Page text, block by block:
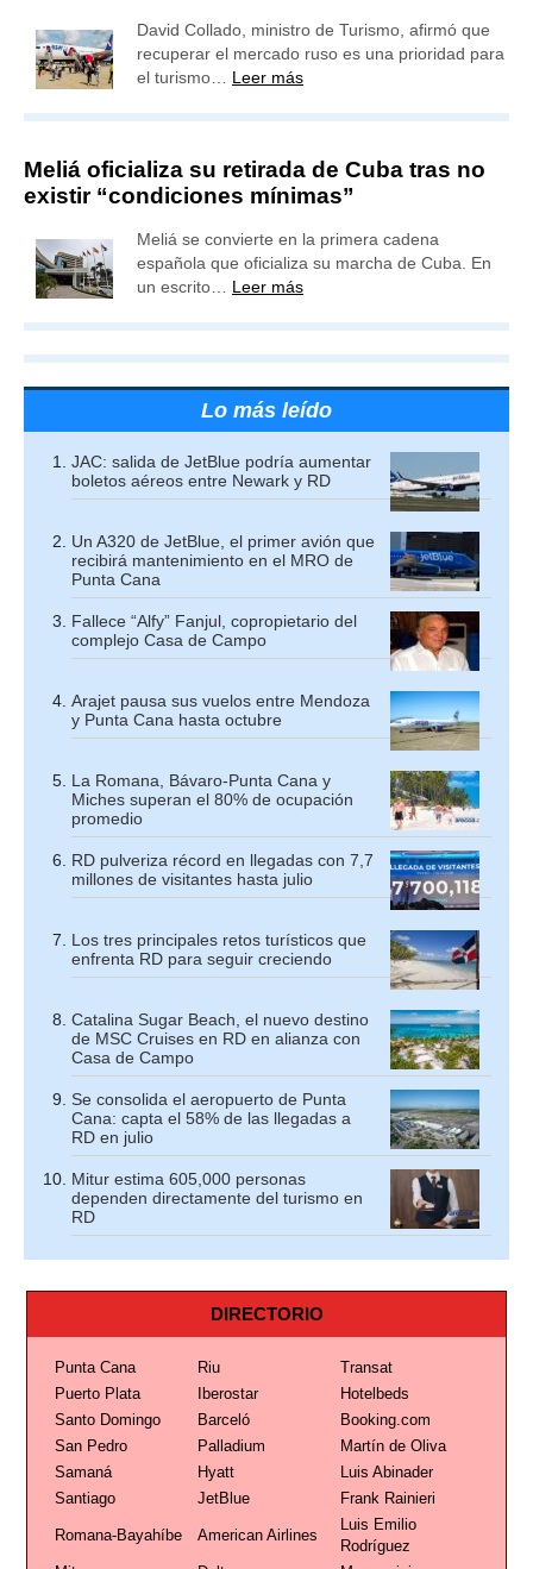
David Collado, ministro de Turismo, afirmó que
recuperar el mercado ruso es una prioridad para
el turismo… Leer más
Meliá oficializa su retirada de Cuba tras no
existir “condiciones mínimas”
Meliá se convierte en la primera cadena
española que oficializa su marcha de Cuba. En
un escrito… Leer más
Lo más leído
JAC: salida de JetBlue podría aumentar
boletos aéreos entre Newark y RD
Un A320 de JetBlue, el primer avión que
recibirá mantenimiento en el MRO de
Punta Cana
Fallece “Alfy” Fanjul, copropietario del
complejo Casa de Campo
Arajet pausa sus vuelos entre Mendoza
y Punta Cana hasta octubre
La Romana, Bávaro-Punta Cana y
Miches superan el 80% de ocupación
promedio
RD pulveriza récord en llegadas con 7,7
millones de visitantes hasta julio
Los tres principales retos turísticos que
enfrenta RD para seguir creciendo
Catalina Sugar Beach, el nuevo destino
de MSC Cruises en RD en alianza con
Casa de Campo
Se consolida el aeropuerto de Punta
Cana: capta el 58% de las llegadas a
RD en julio
Mitur estima 605,000 personas
dependen directamente del turismo en
RD
DIRECTORIO
Punta Cana Riu
Transat
Puerto Plata
Iberostar
Hotelbeds
Santo Domingo
Barceló
Booking.com
San Pedro
Palladium
Martín de Oliva
Samaná
Hyatt
Luis Abinader
Santiago
JetBlue Frank Rainieri
Romana-Bayahíbe American Airlines
Luis Emilio
Rodríguez